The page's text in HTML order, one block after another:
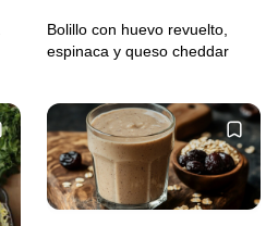
Bolillo con huevo revuelto,
espinaca y queso cheddar